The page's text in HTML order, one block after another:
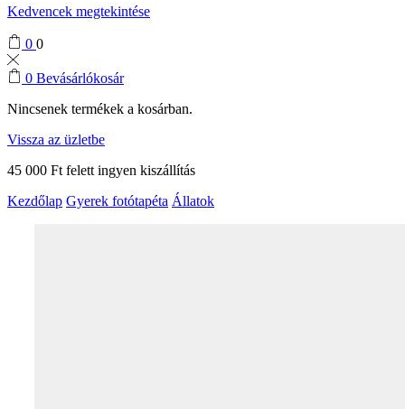
Kedvencek megtekintése
0 0
0 Bevásárlókosár
Nincsenek termékek a kosárban.
Vissza az üzletbe
45 000 Ft felett ingyen kiszállítás
Kezdőlap Gyerek fotótapéta Állatok